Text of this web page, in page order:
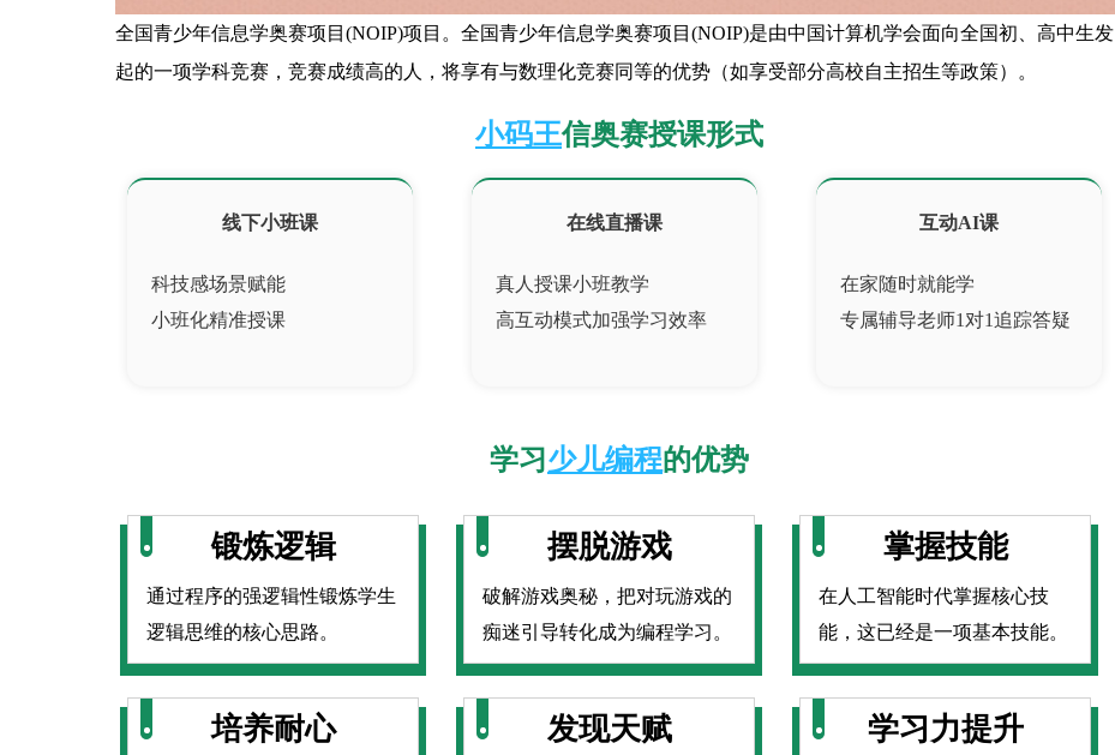
全国青少年信息学奥赛项目(NOIP)项目。全国青少年信息学奥赛项目(NOIP)是由中国计算机学会面向全国初、高中生发
起的一项学科竞赛，竞赛成绩高的人，将享有与数理化竞赛同等的优势（如享受部分高校自主招生等政策）。
小码王信奥赛授课形式
线下小班课
科技感场景赋能
小班化精准授课
在线直播课
真人授课小班教学
高互动模式加强学习效率
互动AI课
在家随时就能学
专属辅导老师1对1追踪答疑
学习 少儿编程的优势
锻炼逻辑
通过程序的强逻辑性锻炼学生
逻辑思维的核心思路。
摆脱游戏
破解游戏奥秘，把对玩游戏的
痴迷引导转化成为编程学习。
掌握技能
在人工智能时代掌握核心技
能，这已经是一项基本技能。
培养耐心 发现天赋 学习力提升